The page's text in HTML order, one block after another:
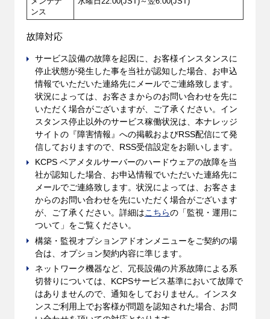
ンス
故障対応
サービス設備の故障を起因に、お客様インスタンスに
停止状態が発生した事を当社が認知した場合、お申込
情報でいただいた連絡先にメールでご連絡致します。
状況によっては、お客さまからのお問い合わせを先に
いただく場合がございますが、ご了承ください。イン
スタンス停止以外のサービス稼働状況は、本ナレッジ
サイトの『障害情報』への掲載およびRSS配信にて発
信しておりますので、RSS受信設定をお願いします。
KCPS ベアメタルサーバーのハードウェアの故障を当
社が認知した場合、お申込情報でいただいた連絡先に
メールでご連絡致します。状況によっては、お客さま
からのお問い合わせを先にいただく場合がございます
が、ご了承ください。詳細はこちらの「監視・運用に
ついて」をご覧ください。
構築・監視オプションアドオンメニューをご契約の場
合は、オプション契約内容に準じます。
ネットワーク機器など、冗長設備の片系故障による系
切替りについては、KCPSサービス基準において故障で
はありませんので、通知をしておりません。インスタ
ンスご利用上でお客様が問題を認知された場合、お問